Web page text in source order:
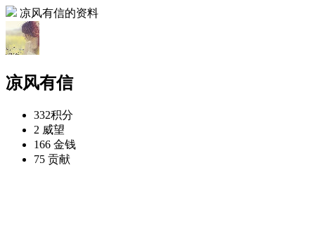
凉风有信的资料
凉风有信
332积分
2 威望
166 金钱
75 贡献